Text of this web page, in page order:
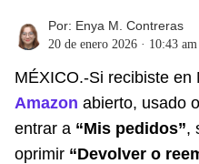
Por: Enya M. Contreras
20 de enero 2026 · 10:43 am
MÉXICO.-Si recibiste
Amazon abierto, usado
entrar a “Mis pedidos”,
oprimir “Devolver o